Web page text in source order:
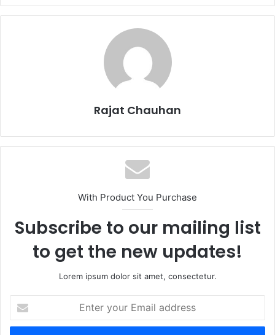
Rajat Chauhan
With Product You Purchase
Subscribe to our mailing list
to get the new updates!
Lorem ipsum dolor sit amet, consectetur.
your
Email